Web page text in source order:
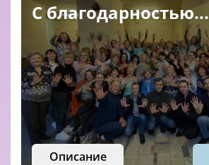
С благодарностью...
Описание